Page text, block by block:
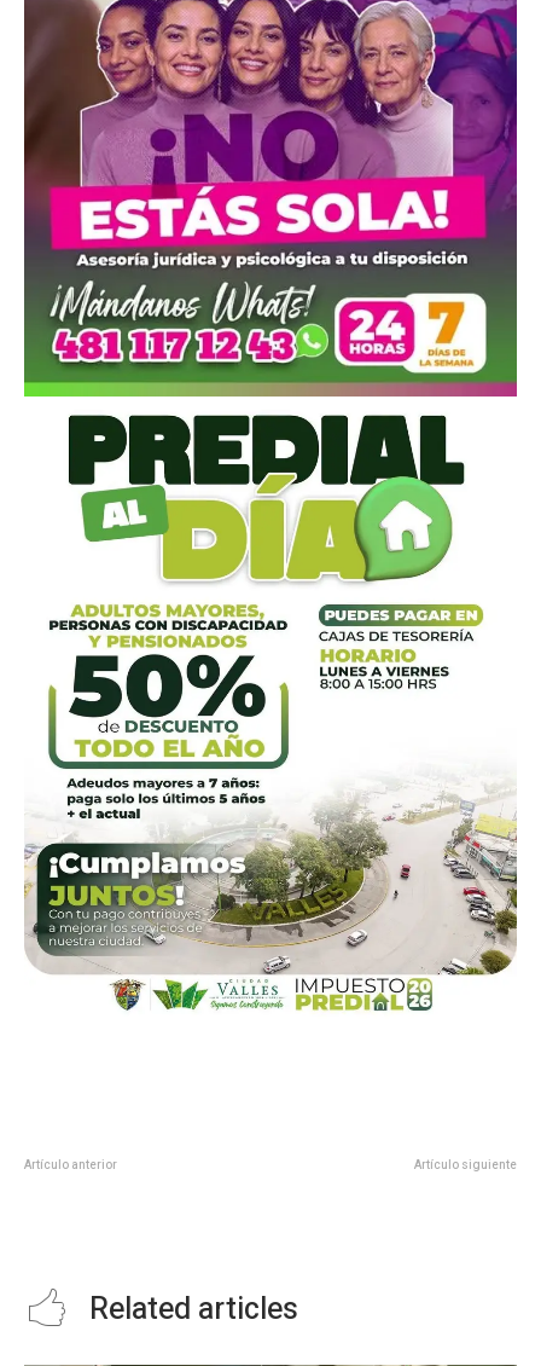
Artículo anterior Artículo siguiente
Related articles